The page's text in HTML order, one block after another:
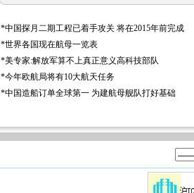
*中国探月二期工程已着手攻关 将在2015年前完成
*世界各国现在航母一览表
*美专家:解放军算不上真正意义高科技部队
*今年欧航局将有10大航天任务
*中国造船订单全球第一 为建航母舰队打好基础